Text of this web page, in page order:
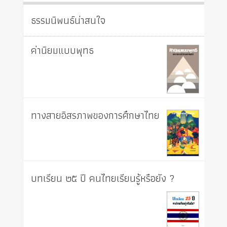
ธรรมนิพนธ์น่าสนใจ
ค่านิยมแบบพุทธ
ทางสายอิสรภาพของการศึกษาไทย
บทเรียน ๒๕ ปี คนไทยเรียนรู้หรือยัง ?